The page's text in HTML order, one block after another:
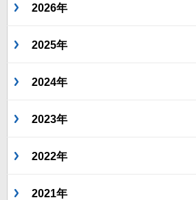
2026年
2025年
2024年
2023年
2022年
2021年